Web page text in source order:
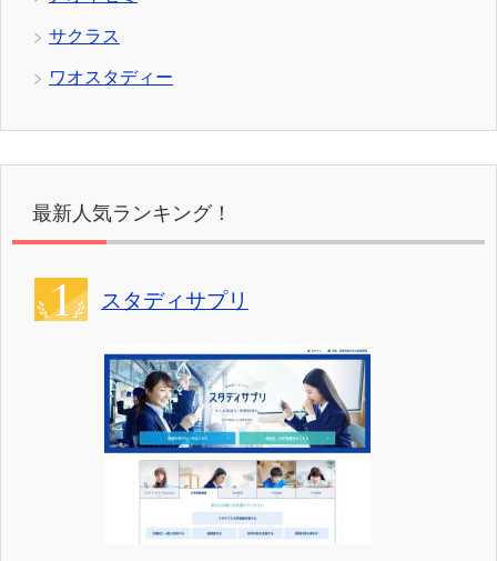
サクラス
ワオスタディー
最新人気ランキング！
スタディサプリ